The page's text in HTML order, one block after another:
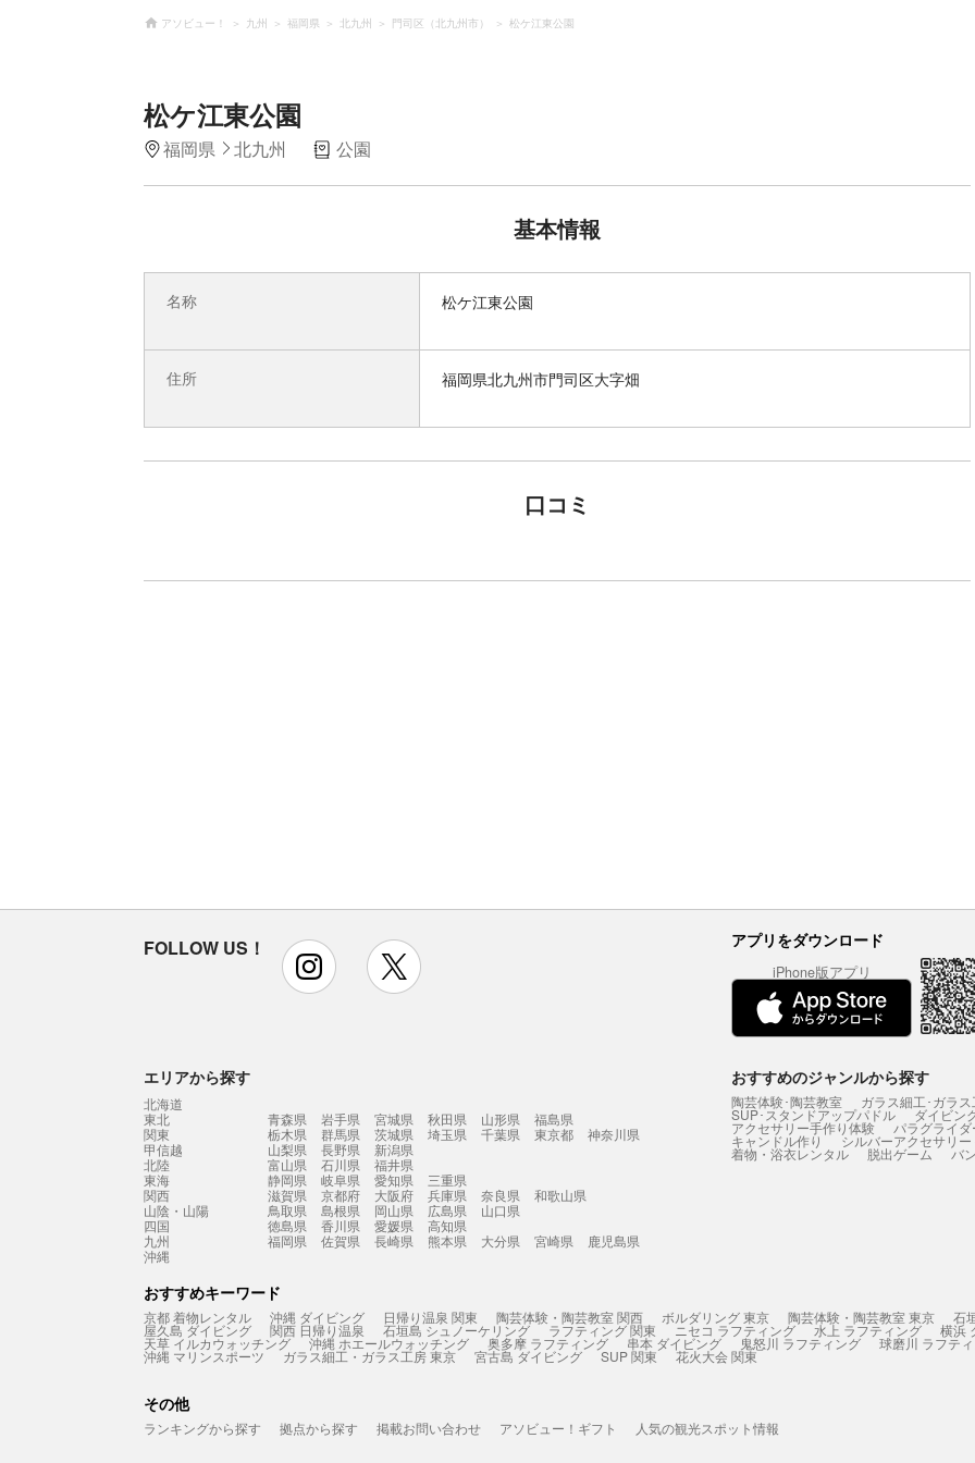
アソビュー！ 九州 福岡県 北九州 門司区（北九州市） 松ケ江東公園
松ケ江東公園
福岡県 北九州 公園
基本情報
名称 松ケ江東公園
住所 福岡県北九州市門司区大字畑
口コミ
FOLLOW US！ instagram アプリをダウンロード
iPhone版アプリ
エリアから探す
北海道
東北
青森県 岩手県 宮城県 秋田県 山形県
福島県
関東
栃木県 群馬県 茨城県 埼玉県 千葉県 東京都
神奈川県
甲信越
山梨県 長野県
新潟県
北陸
富山県 石川県
福井県
東海
静岡県 岐阜県 愛知県
三重県
関西
滋賀県 京都府 大阪府 兵庫県 奈良県
和歌山県
山陰・山陽
鳥取県 島根県 岡山県 広島県
山口県
四国
徳島県 香川県 愛媛県
高知県
九州
福岡県 佐賀県 長崎県 熊本県 大分県 宮崎県
鹿児島県
沖縄
おすすめのジャンルから探す
陶芸体験･陶芸教室 ガラス細工･ガラ
SUP･スタンドアップパドル ダイビン
アクセサリー手作り体験 パラグライダ
キャンドル作り シルバーアクセサリ
着物・浴衣レンタル 脱出ゲーム バ
おすすめキーワード
京都 着物レンタル 沖縄 ダイビング 日帰り温泉 関東 陶芸体験・陶芸教室 関西 ボルダリング 東京 陶芸体験・陶芸教室 東京 石
屋久島 ダイビング 関西 日帰り温泉 石垣島 シュノーケリング ラフティング 関東 ニセコ ラフティング 水上 ラフティング 横浜
天草 イルカウォッチング 沖縄 ホエールウォッチング 奥多摩 ラフティング 串本 ダイビング 鬼怒川 ラフティング 球磨川 ラフテ
沖縄 マリンスポーツ ガラス細工・ガラス工房 東京 宮古島 ダイビング SUP 関東 花火大会 関東
その他
ランキングから探す 拠点から探す 掲載お問い合わせ アソビュー！ギフト 人気の観光スポット情報